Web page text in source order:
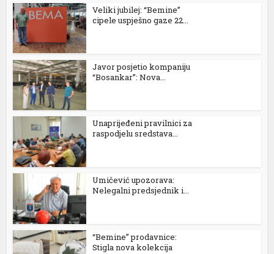
Veliki jubilej: “Bemine”
cipele uspješno gaze 22...
Javor posjetio kompaniju
“Bosankar”: Nova...
Unaprijeđeni pravilnici za
raspodjelu sredstava...
Umičević upozorava:
Nelegalni predsjednik i...
“Bemine” prodavnice:
Stigla nova kolekcija